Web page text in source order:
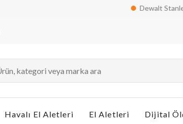
Dewalt Stanley Black &
Havalı El Aletleri El Aletleri Dijital